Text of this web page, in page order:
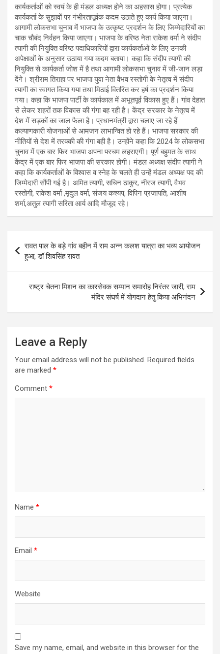
कार्यकर्ताओं को स्वयं के ही मंडल अध्यक्ष होने का अहसास होगा। प्रत्येक
कार्यकर्ता के सुझावों पर गंभीरतापूर्वक कदम उठाते हुए कार्य किया जाएगा।
आगामी लोकसभा चुनाव में भाजपा के उत्कृष्ट प्रदर्शन के लिए जिम्मेदारियों का
चाक चौबंद निर्वहन किया जाएगा। भाजपा के वरिष्ठ नेता राकेश वर्मा ने संदीप
त्यागी की नियुक्ति वरिष्ठ पदाधिकारियों द्वारा कार्यकर्ताओं के लिए उनकी
अपेक्षाओं के अनुसार उठाया गया कदम बताया। कहा कि संदीप त्यागी की
नियुक्ति से कार्यकर्ता जोश में है तथा आगामी लोकसभा चुनाव में जी-जान लड़ा
देंगे। श्रीराम तिराहा पर भाजपा युवा नेता वैभव रस्तोगी के नेतृत्व में संदीप
त्यागी का स्वागत किया गया तथा मिठाई वितरित कर हर्ष का प्रदर्शन किया
गया। कहा कि भाजपा पार्टी के कार्यकाल में अभूतपूर्व विकास हुए हैं। गांव देहात
से लेकर शहरों तक विकास की गंगा बह रही है। केंद्र सरकार के नेतृत्व में
देश में सड़कों का जाल फैला है। प्रधानमंत्री द्वारा चलाए जा रहे हैं
कल्याणकारी योजनाओं से आमजन लाभान्वित हो रहे हैं। भाजपा सरकार की
नीतियों से देश में तरक्की की गंगा बही है। उन्होंने कहा कि 2024 के लोकसभा
चुनाव में एक बार फिर भाजपा अपना परचम लहराएगी। पूर्ण बहुमत के साथ
केंद्र में एक बार फिर भाजपा की सरकार होगी। मंडल अध्यक्ष संदीप त्यागी ने
कहा कि कार्यकर्ताओं के विश्वास व स्नेह के चलते ही उन्हें मंडल अध्यक्ष पद की
जिम्मेदारी सौंपी गई है। अमित त्यागी, सचिन ठाकुर, नीरज त्यागी, वैभव
रस्तोगी, राकेश वर्मा ,मृदुल वर्मा, संजय कश्यप, विपिन प्रजापति, आशीष
शर्मा,अतुल त्यागी सरिता आर्य आदि मौजूद रहे।
navigation
रावत पाल के बड़े गांव बहीन में राम अन्न कलश यात्रा का भव्य आयोजन
हुआ, डॉ शिवसिंह रावत
राष्ट्र चेतना मिशन का कारसेवक सम्मान समारोह निरंतर जारी, राम
मंदिर संघर्ष में योगदान हेतु किया अभिनंदन
Leave a Reply
Your email address will not be published. Required fields
are marked *
Comment *
Name *
Email *
Website
Save my name, email, and website in this browser for the